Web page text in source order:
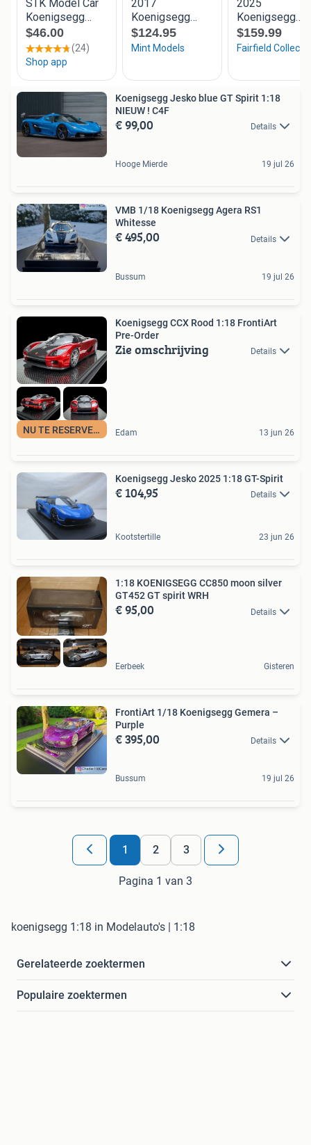
Koenigsegg Jesko blue GT Spirit 1:18
NIEUW ! C4F
€ 99,00 Details
Hooge Mierde 19 jul 26
VMB 1/18 Koenigsegg Agera RS1
Whitesse
€ 495,00 Details
Bussum 19 jul 26
NU TE RESERVEREN
Koenigsegg CCX Rood 1:18 FrontiArt
Pre-Order
Zie omschrijving Details
Edam 13 jun 26
Koenigsegg Jesko 2025 1:18 GT-Spirit
€ 104,95 Details
Kootstertille 23 jun 26
1:18 KOENIGSEGG CC850 moon silver
GT452 GT spirit WRH
€ 95,00 Details
Eerbeek Gisteren
FrontiArt 1/18 Koenigsegg Gemera –
Purple
€ 395,00 Details
Bussum 19 jul 26
1 2 3
Pagina 1 van 3
koenigsegg 1:18 in Modelauto's | 1:18
Gerelateerde zoektermen
Populaire zoektermen